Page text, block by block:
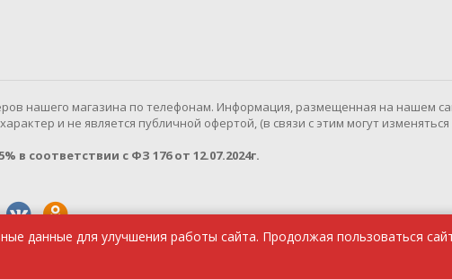
данные для улучшения работы сайта. Продолжая пользоваться
нашего магазина по телефонам. Информация, размещенная на нашем
и не является публичной офертой, (в связи с этим могут
соответствии с ФЗ 176 от 12.07.2024г.